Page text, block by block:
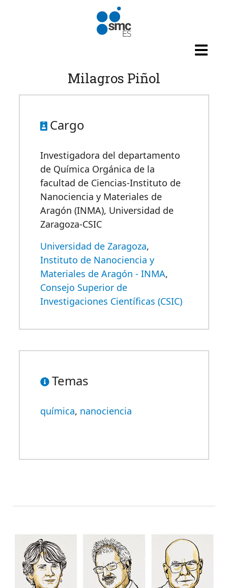
Pasar al contenido principal
Milagros Piñol
Cargo
Investigadora del departamento
de Química Orgánica de la
facultad de Ciencias-Instituto de
Nanociencia y Materiales de
Aragón (INMA), Universidad de
Zaragoza-CSIC
Universidad de Zaragoza,
Instituto de Nanociencia y
Materiales de Aragón - INMA,
Consejo Superior de
Investigaciones Científicas (CSIC)
Temas
química, nanociencia